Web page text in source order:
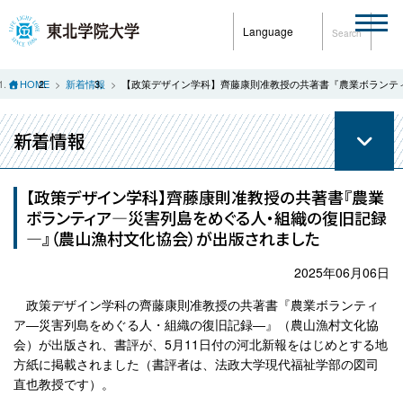
Language Search
HOME 新着情報 【政策デザイン学科】齊藤康則准教授の共著書『農業ボラ
新着情報
【政策デザイン学科】齊藤康則准教授の共著書『農業
ボランティア―災害列島をめぐる人・組織の復旧記録
―』（農山漁村文化協会）が出版されました
2025年06月06日
政策デザイン学科の齊藤康則准教授の共著書『農業ボランティ
ア―災害列島をめぐる人・組織の復旧記録―』（農山漁村文化協
会）が出版され、書評が、5月11日付の河北新報をはじめとする地
方紙に掲載されました（書評者は、法政大学現代福祉学部の図司
直也教授です）。